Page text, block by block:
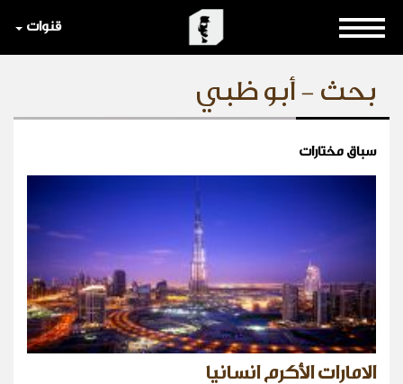
قنوات
بحث - أبو ظبي
سباق مختارات
الامارات الأكرم انسانيا